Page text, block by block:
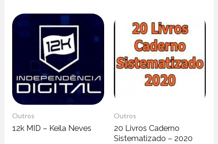
Outros
12k MID – Keila Neves
Outros
20 Livros Caderno
Sistematizado – 2020